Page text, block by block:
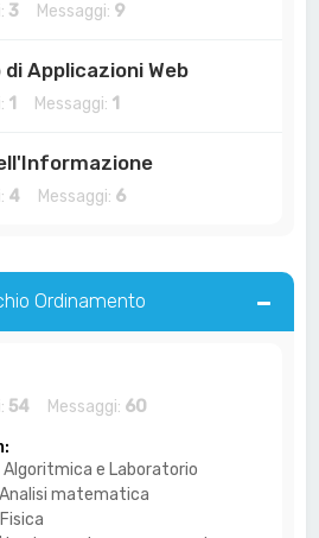
3 Messaggi: 9
di Applicazioni Web
1 Messaggi: 1
4 Messaggi: 6
Ordinamento
54 Messaggi: 60
Algoritmica e Laboratorio
Analisi matematica